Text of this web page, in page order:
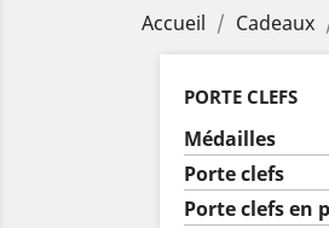
Accueil Cadeaux
PORTE CLEFS
Médailles
Porte clefs
Porte clefs en